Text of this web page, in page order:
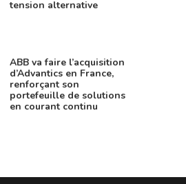
tension alternative
ABB va faire l’acquisition
d’Advantics en France,
renforçant son
portefeuille de solutions
en courant continu